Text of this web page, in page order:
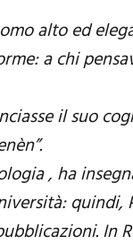
alto ed
a chi
il suo
, ha
quindi,
In